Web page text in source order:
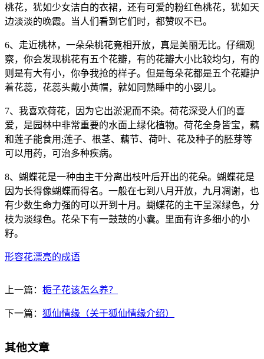
桃花，犹如少女洁白的衣裙，还有可爱的粉红色桃花，犹如天
边淡淡的晚霞。当人们看到它们时，都赞叹不已。
6、走近桃林，一朵朵桃花竟相开放，真是美丽无比。仔细观
察，你会发现桃花有五个花瓣，有的花瓣大小比较均匀，有的
则是有大有小，你争我抢的样子。但是每朵花都是五个花瓣护
着花蕊，花蕊头戴小黄帽，就如同熟睡中的小婴儿。
7、我喜欢荷花，因为它出淤泥而不染。荷花深受人们的喜
爱，是园林中非常重要的水面上绿化植物。荷花全身皆宝，藕
和莲子能食用;莲子、根茎、藕节、荷叶、花及种子的胚芽等
可以用药，可治多种疾病。
8、蝴蝶花是一种由主干分离出枝叶后开出的花朵。蝴蝶花是
因为长得像蝴蝶而得名。一般在七到八月开放，九月凋谢，也
有少数生命力强的可以开到十月。蝴蝶花的主干呈深绿色，分
枝为淡绿色。花朵下有一鼓鼓的小囊。里面有许多细小的小
籽。
形容花漂亮的成语
上一篇： 栀子花该怎么养？
下一篇： 狐仙情缘（关于狐仙情缘介绍）
其他文章